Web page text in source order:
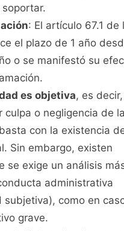
: El artículo 67.1 de
el plazo de 1 año
o se manifestó su
es objetiva, es
culpa o negligencia de la
con la existencia
Sin embargo, existen
se exige un análisis
administrativa
subjetiva), como en
grave.